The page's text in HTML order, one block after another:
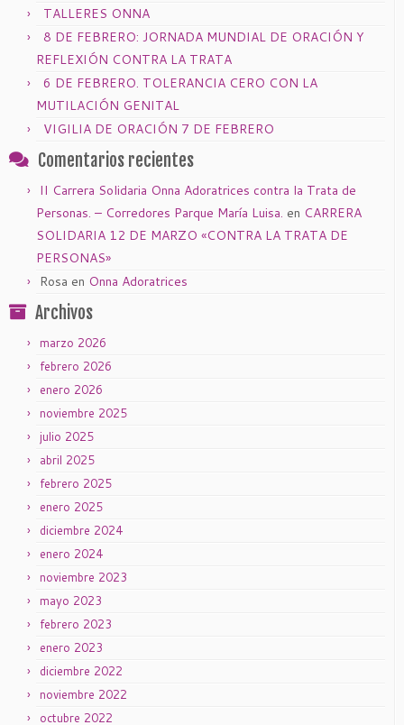
TALLERES ONNA
8 DE FEBRERO: JORNADA MUNDIAL DE ORACIÓN Y
REFLEXIÓN CONTRA LA TRATA
6 DE FEBRERO. TOLERANCIA CERO CON LA
MUTILACIÓN GENITAL
VIGILIA DE ORACIÓN 7 DE FEBRERO
Comentarios recientes
II Carrera Solidaria Onna Adoratrices contra la Trata de
Personas. – Corredores Parque María Luisa. en CARRERA
SOLIDARIA 12 DE MARZO «CONTRA LA TRATA DE
PERSONAS»
Rosa en Onna Adoratrices
Archivos
marzo 2026
febrero 2026
enero 2026
noviembre 2025
julio 2025
abril 2025
febrero 2025
enero 2025
diciembre 2024
enero 2024
noviembre 2023
mayo 2023
febrero 2023
enero 2023
diciembre 2022
noviembre 2022
octubre 2022